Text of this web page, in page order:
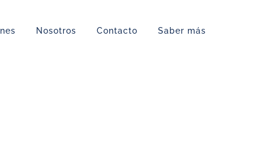
Nosotros Contacto Saber más